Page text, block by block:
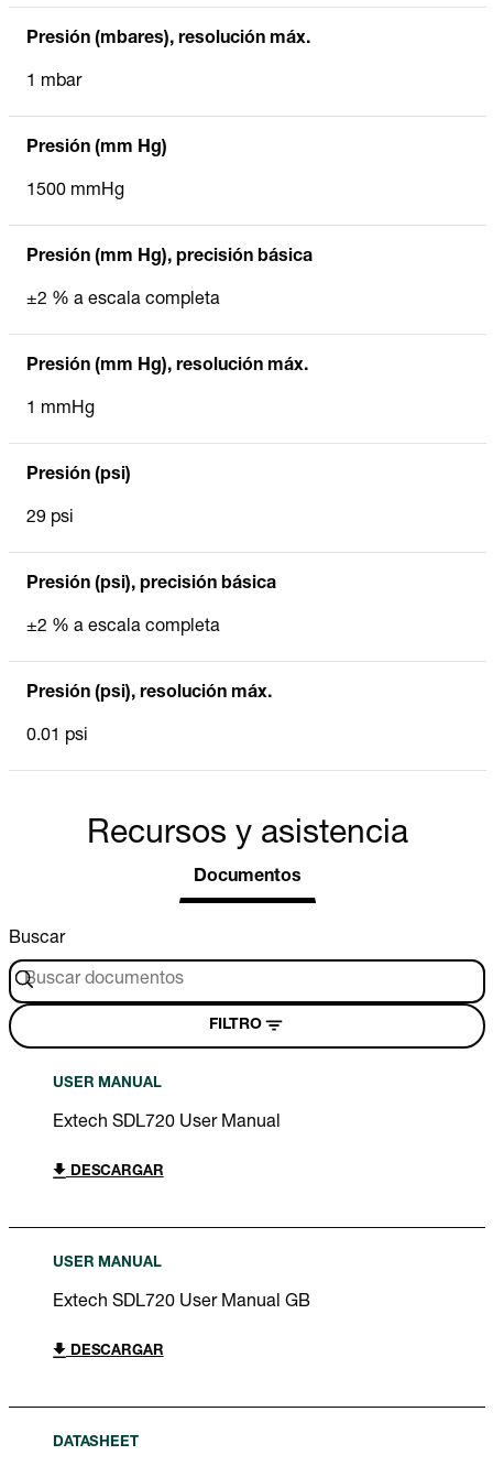
Presión (mbares), resolución máx.
1 mbar
Presión (mm Hg)
1500 mmHg
Presión (mm Hg), precisión básica
±2 % a escala completa
Presión (mm Hg), resolución máx.
1 mmHg
Presión (psi)
29 psi
Presión (psi), precisión básica
±2 % a escala completa
Presión (psi), resolución máx.
0.01 psi
Recursos y asistencia
Documentos
Buscar
FILTRO
USER MANUAL
Extech SDL720 User Manual
DESCARGAR
USER MANUAL
Extech SDL720 User Manual GB
DESCARGAR
DATASHEET